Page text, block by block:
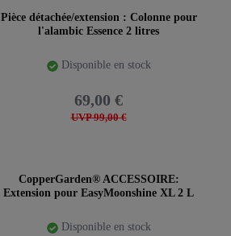
Pièce détachée/extension : Colonne pour
l'alambic Essence 2 litres
Disponible en stock
UVP 99,00 €
69,00 €
CopperGarden® ACCESSOIRE:
Extension pour EasyMoonshine XL 2 L
Disponible en stock